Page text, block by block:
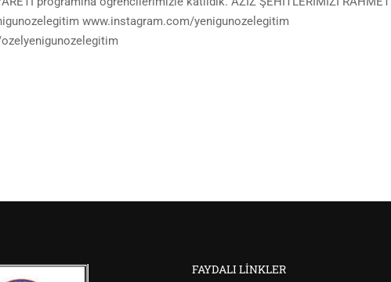
www.instagram.com/yenigunozelegitim
FAYDALI LINKLER